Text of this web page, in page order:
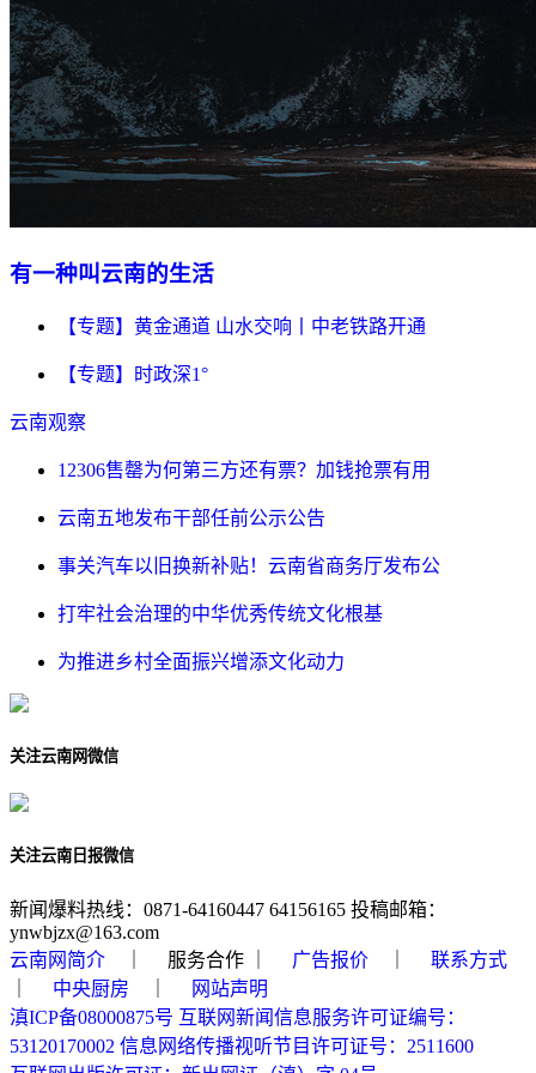
有一种叫云南的生活
【专题】黄金通道 山水交响丨中老铁路开通
【专题】时政深1°
云南观察
12306售罄为何第三方还有票？加钱抢票有用
云南五地发布干部任前公示公告
事关汽车以旧换新补贴！云南省商务厅发布公
打牢社会治理的中华优秀传统文化根基
为推进乡村全面振兴增添文化动力
关注云南网微信
关注云南日报微信
新闻爆料热线：0871-64160447 64156165 投稿邮箱：
ynwbjzx@163.com
云南网简介 ｜ 服务合作 ｜ 广告报价
联系方式
中央厨房
网站声明
滇ICP备08000875号 互联网新闻信息服务许可证编号：
53120170002 信息网络传播视听节目许可证号：2511600